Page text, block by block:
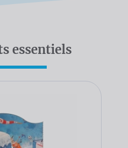
essentiels